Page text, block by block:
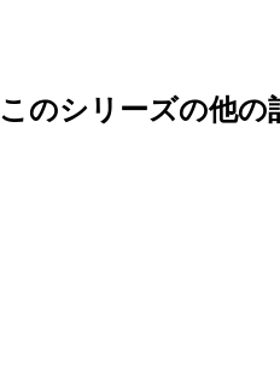
このシリーズの他の